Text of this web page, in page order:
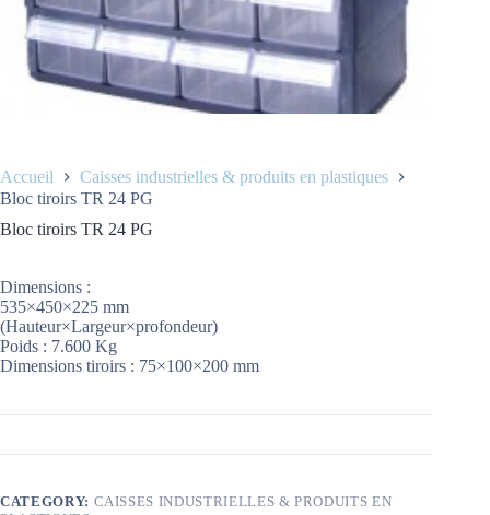
Accueil
Caisses industrielles & produits en plastiques
Bloc tiroirs TR 24 PG
Bloc tiroirs TR 24 PG
Dimensions :
535×450×225 mm
(Hauteur×Largeur×profondeur)
Poids : 7.600 Kg
Dimensions tiroirs : 75×100×200 mm
CATEGORY: CAISSES INDUSTRIELLES & PRODUITS EN